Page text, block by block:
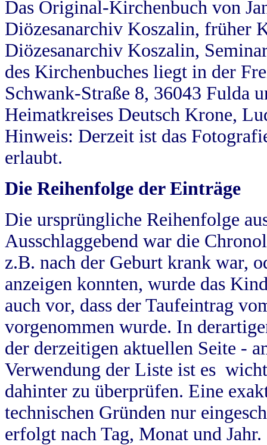
Das Original-Kirchenbuch von
Diözesanarchiv Koszalin, früher
Diözesanarchiv Koszalin,
des Kirchenbuches liegt in der
Schwank-Straße 8, 36043 Fulda
Heimatkreises Deutsch Krone,
Hinweis: Derzeit ist das
erlaubt.
Die Reihenfolge der Einträge
Die ursprüngliche Reihenfolge
Ausschlaggebend war die
z.B. nach der Geburt krank war,
anzeigen konnten, wurde das
auch vor, dass der Taufeintrag
vorgenommen wurde. In
der derzeitigen aktuellen Seite -
Verwendung der Liste ist es
dahinter zu überprüfen. Eine
technischen Gründen nur
erfolgt nach Tag, Monat und Jahr.